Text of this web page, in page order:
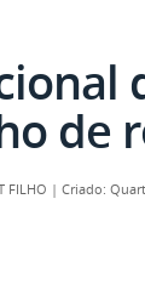
de
FILHO | Criado: